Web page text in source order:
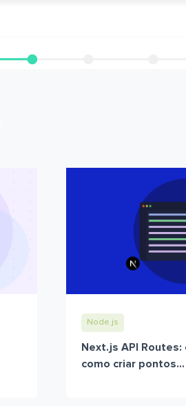
Node.js
Next.js API
como criar pontos...